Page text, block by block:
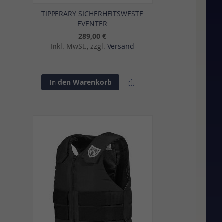
TIPPERARY SICHERHEITSWESTE
EVENTER
289,00 €
Inkl. MwSt., zzgl. Versand
In den Warenkorb